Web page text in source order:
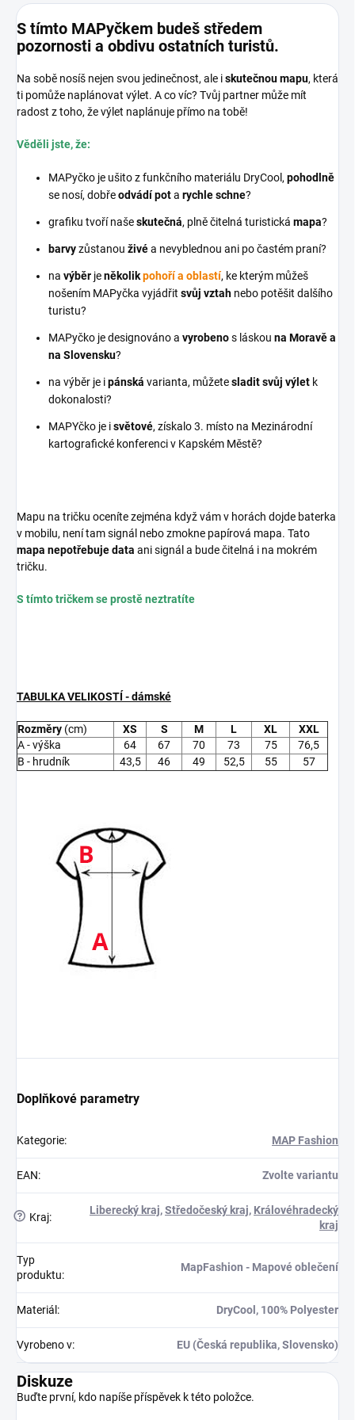
S tímto MAPyčkem budeš středem
pozornosti a obdivu ostatních turistů.
Na sobě nosíš nejen svou jedinečnost, ale iskutečnou mapu, která
ti pomůže naplánovat výlet. A co víc? Tvůj partner může mít
radost z toho, že výlet naplánuje přímo na tobě!
Věděli jste, že:
MAPyčko je ušito z funkčního materiálu DryCool, pohodlně
se nosí, dobřeodvádí pota rychle schne?
grafiku tvoří našeskutečná, plně čitelná turistická mapa?
barvyzůstanou živéa nevyblednou ani po častém praní?
na výběr jeněkolikpohoří a oblastí, ke kterým můžeš
nošením MAPyčka vyjádřit svůj vztah nebo potěšit dalšího
turistu?
MAPyčko je designováno a vyrobenos láskou na Moravě a
na Slovensku?
na výběr je ipánská varianta, můžetesladit svůj výlet k
dokonalosti?
MAPYčko je isvětové, získalo 3. místo na Mezinárodní
kartografické konferenci v Kapském Městě?
Mapu na tričku oceníte zejména když vám v horách dojde baterka
v mobilu, není tam signál nebo zmokne papírová mapa. Tato
mapa nepotřebuje data ani signál a bude čitelná i na mokrém
tričku.
S tímto tričkem se prostě neztratíte
TABULKA VELIKOSTÍ - dámské
Rozměry (cm) XS S M L XL
XXL
A - výška
64 67 70 73 75
76,5
B - hrudník
43,5 46 49 52,5 55 57
Doplňkové parametry
Kategorie: MAP Fashion
EAN: Zvolte variantu
? Kraj:
Liberecký kraj,Středočeský kraj, Královéhradecký
kraj
Typ
produktu:
MapFashion - Mapové oblečení
Materiál : DryCool, 100% Polyester
Vyrobeno v: EU (Česká republika, Slovensko)
Diskuze
Buďte první, kdo napíše příspěvek k této položce.